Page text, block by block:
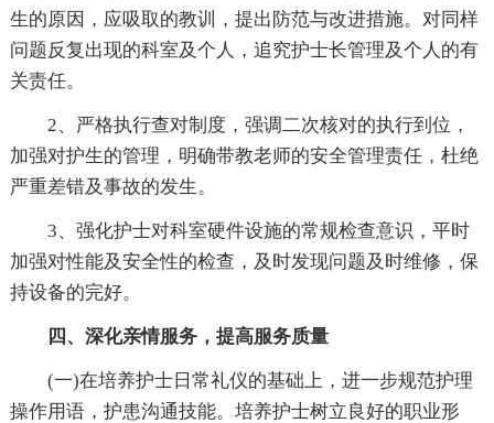
生的原因，应吸取的教训，提出防范与改进措施。对同样
问题反复出现的科室及个人，追究护士长管理及个人的有
关责任。
2、严格执行查对制度，强调二次核对的执行到位，
加强对护生的管理，明确带教老师的安全管理责任，杜绝
严重差错及事故的发生。
3、强化护士对科室硬件设施的常规检查意识，平时
加强对性能及安全性的检查，及时发现问题及时维修，保
持设备的完好。
四、深化亲情服务，提高服务质量
(一)在培养护士日常礼仪的基础上，进一步规范护理
操作用语，护患沟通技能。培养护士树立良好的职业形